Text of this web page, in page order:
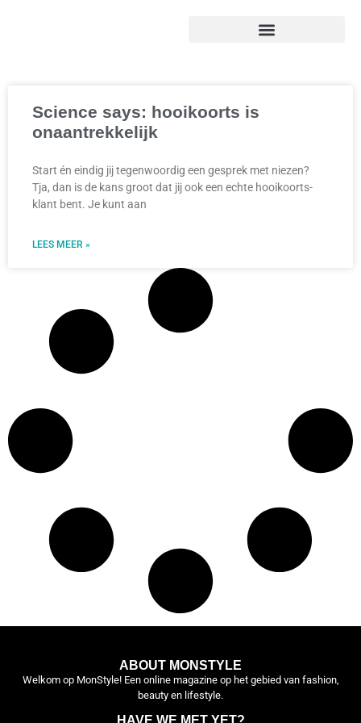
Science says: hooikoorts is
onaantrekkelijk
Start én eindig jij tegenwoordig een gesprek met niezen?
Tja, dan is de kans groot dat jij ook een echte hooikoorts-
klant bent. Je kunt aan
LEES MEER »
ABOUT MONSTYLE
Welkom op MonStyle! Een online magazine op het gebied van fashion,
beauty en lifestyle.